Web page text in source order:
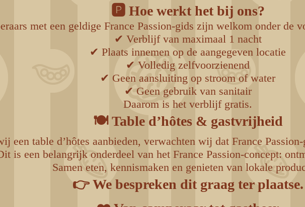
🅿️ Hoe werkt het bij ons?
met een geldige France Passion-gids zijn welkom onder de
✔ Verblijf van maximaal 1 nacht
✔ Plaats innemen op de aangegeven locatie
✔ Volledig zelfvoorzienend
✔ Geen aansluiting op stroom of water
✔ Geen gebruik van sanitair
Daarom is het verblijf gratis.
🍽️ Table d’hôtes & gastvrijheid
een table d’hôtes aanbieden, verwachten wij dat France
is een belangrijk onderdeel van het France Passion-concept:
Samen eten, kennismaken en genieten van lokale
👉 We bespreken dit graag ter plaatse.